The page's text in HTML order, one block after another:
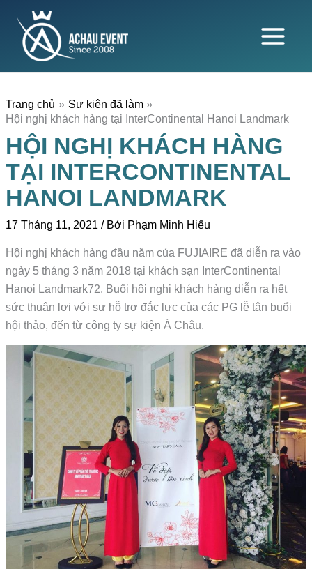
Trang chủ
Sự kiện đã làm
Hội nghị khách hàng tại InterContinental Hanoi Landmark
HỘI NGHỊ KHÁCH HÀNG
TẠI INTERCONTINENTAL
HANOI LANDMARK
17 Tháng 11, 2021/ Bởi Phạm Minh Hiếu
Hội nghị khách hàng đầu năm của FUJIAIRE đã diễn ra vào
ngày 5 tháng 3 năm 2018 tại khách sạn InterContinental
Hanoi Landmark72. Buổi hội nghị khách hàng diễn ra hết
sức thuận lợi với sự hỗ trợ đắc lực của các PG lễ tân buổi
hội thảo, đến từ công ty sự kiện Á Châu.